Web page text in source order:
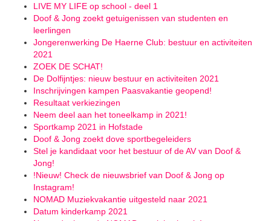
LIVE MY LIFE op school - deel 1
Doof & Jong zoekt getuigenissen van studenten en
leerlingen
Jongerenwerking De Haerne Club: bestuur en activiteiten
2021
ZOEK DE SCHAT!
De Dolfijntjes: nieuw bestuur en activiteiten 2021
Inschrijvingen kampen Paasvakantie geopend!
Resultaat verkiezingen
Neem deel aan het toneelkamp in 2021!
Sportkamp 2021 in Hofstade
Doof & Jong zoekt dove sportbegeleiders
Stel je kandidaat voor het bestuur of de AV van Doof &
Jong!
!Nieuw! Check de nieuwsbrief van Doof & Jong op
Instagram!
NOMAD Muziekvakantie uitgesteld naar 2021
Datum kinderkamp 2021